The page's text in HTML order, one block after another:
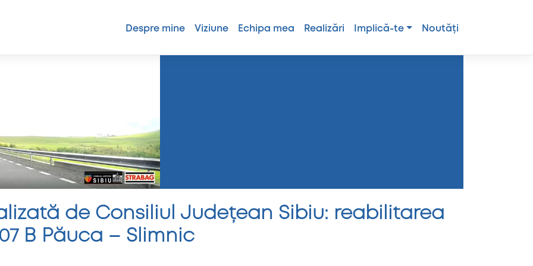
Despre mine Viziune Echipa mea Realizări Implică-te Noutăți
de Consiliul Județean Sibiu: reabilitarea
B Păuca – Slimnic